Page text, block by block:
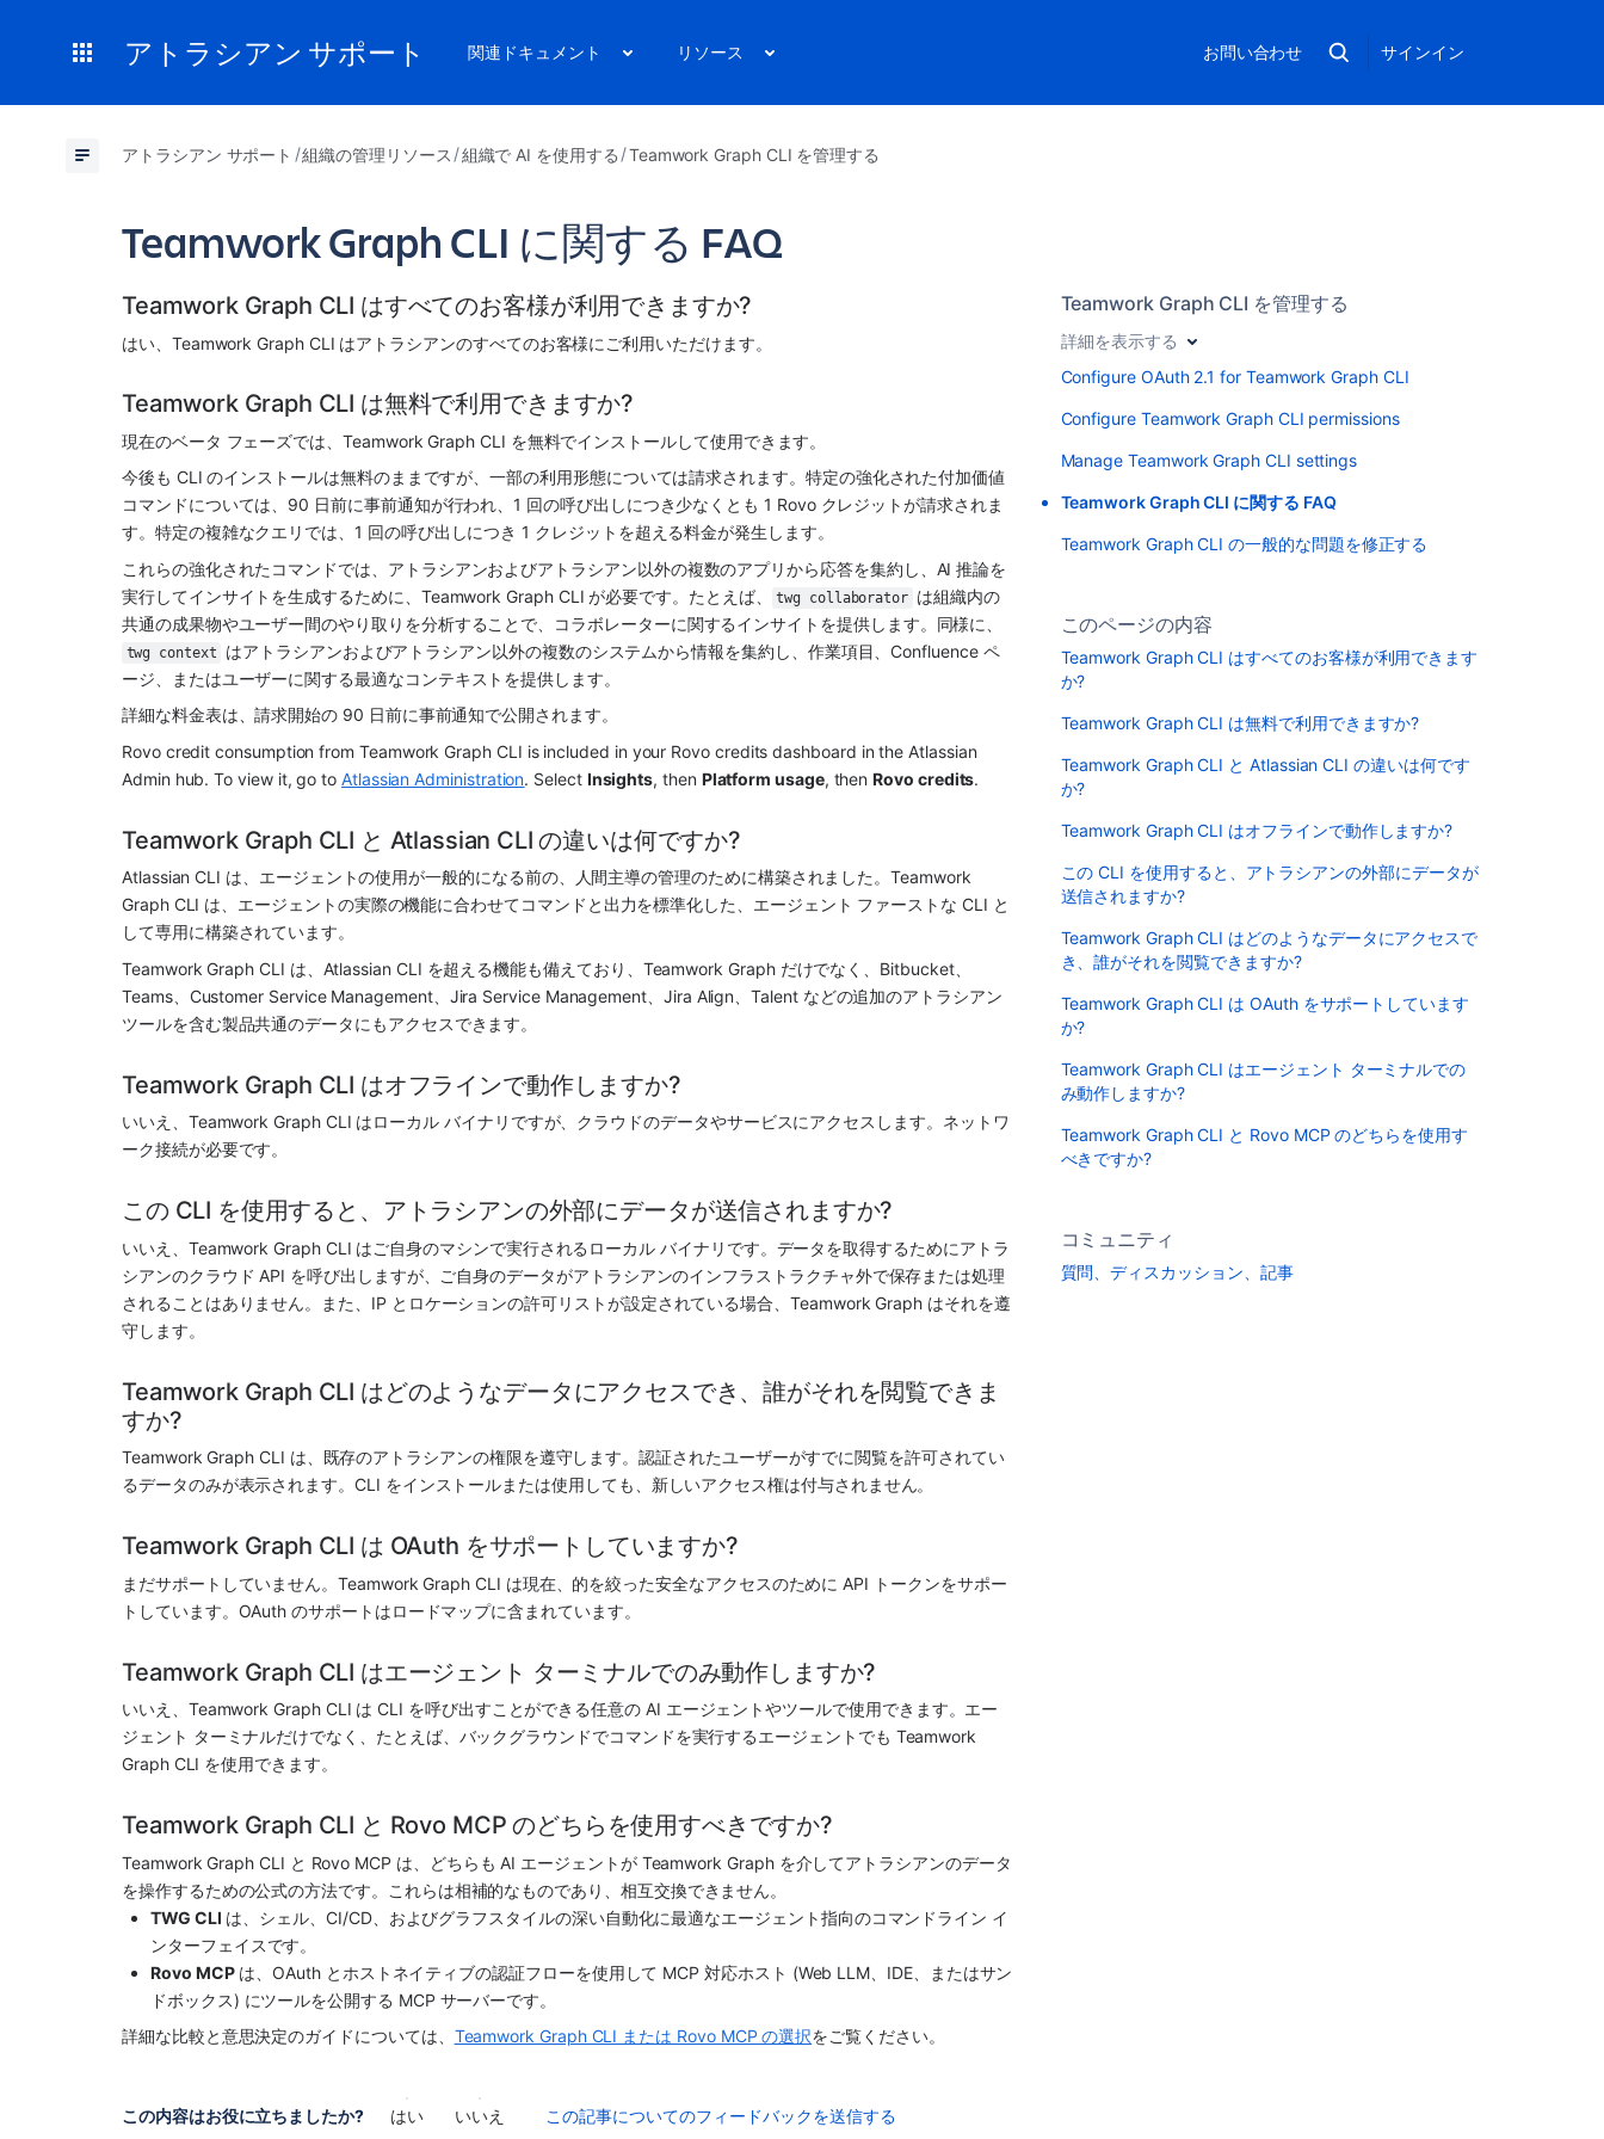
アトラシアン サポート 関連ドキュメント リソース お問い合わせ サインイン
アトラシアン サポート 組織の管理リソース 組織で AI を使用する Teamwork Graph CLI を管理する
Teamwork Graph CLI に関する FAQ
Teamwork Graph CLI はすべてのお客様が利用できますか?
はい、Teamwork Graph CLI はアトラシアンのすべてのお客様にご利用いただけます。
Teamwork Graph CLI は無料で利用できますか?
現在のベータ フェーズでは、Teamwork Graph CLI を無料でインストールして使用できます。
今後も CLI のインストールは無料のままですが、一部の利用形態については請求されます。特定の強化された付加価値
コマンドについては、90 日前に事前通知が行われ、1 回の呼び出しにつき少なくとも 1 Rovo クレジットが請求されま
す。特定の複雑なクエリでは、1 回の呼び出しにつき 1 クレジットを超える料金が発生します。
これらの強化されたコマンドでは、アトラシアンおよびアトラシアン以外の複数のアプリから応答を集約し、AI 推論を
実行してインサイトを生成するために、Teamwork Graph CLI が必要です。たとえば、
twg collaborator は組織内の
共通の成果物やユーザー間のやり取りを分析することで、コラボレーターに関するインサイトを提供します。同様に、
twg context
はアトラシアンおよびアトラシアン以外の複数のシステムから情報を集約し、作業項目、Confluence ペ
ージ、またはユーザーに関する最適なコンテキストを提供します。
詳細な料金表は、請求開始の 90 日前に事前通知で公開されます。
Rovo credit consumption from Teamwork Graph CLI is included in your Rovo credits dashboard in the Atlassian
Admin hub. To view it, go to Atlassian Administration. Select Insights, then Platform usage, then Rovo credits.
Teamwork Graph CLI と Atlassian CLI の違いは何ですか?
Atlassian CLI は、エージェントの使用が一般的になる前の、人間主導の管理のために構築されました。Teamwork
Graph CLI は、エージェントの実際の機能に合わせてコマンドと出力を標準化した、エージェント ファーストな CLI と
して専用に構築されています。
Teamwork Graph CLI は、Atlassian CLI を超える機能も備えており、Teamwork Graph だけでなく、Bitbucket、
Teams、Customer Service Management、Jira Service Management、Jira Align、Talent などの追加のアトラシアン
ツールを含む製品共通のデータにもアクセスできます。
Teamwork Graph CLI はオフラインで動作しますか?
いいえ、Teamwork Graph CLI はローカル バイナリですが、クラウドのデータやサービスにアクセスします。ネットワ
ーク接続が必要です。
この CLI を使用すると、アトラシアンの外部にデータが送信されますか?
いいえ、Teamwork Graph CLI はご自身のマシンで実行されるローカル バイナリです。データを取得するためにアトラ
シアンのクラウド API を呼び出しますが、ご自身のデータがアトラシアンのインフラストラクチャ外で保存または処理
されることはありません。また、IP とロケーションの許可リストが設定されている場合、Teamwork Graph はそれを遵
守します。
Teamwork Graph CLI はどのようなデータにアクセスでき、誰がそれを閲覧できま
すか?
Teamwork Graph CLI は、既存のアトラシアンの権限を遵守します。認証されたユーザーがすでに閲覧を許可されてい
るデータのみが表示されます。CLI をインストールまたは使用しても、新しいアクセス権は付与されません。
Teamwork Graph CLI は OAuth をサポートしていますか?
まだサポートしていません。Teamwork Graph CLI は現在、的を絞った安全なアクセスのために API トークンをサポー
トしています。OAuth のサポートはロードマップに含まれています。
Teamwork Graph CLI はエージェント ターミナルでのみ動作しますか?
いいえ、Teamwork Graph CLI は CLI を呼び出すことができる任意の AI エージェントやツールで使用できます。エー
ジェント ターミナルだけでなく、たとえば、バックグラウンドでコマンドを実行するエージェントでも Teamwork
Graph CLI を使用できます。
Teamwork Graph CLI と Rovo MCP のどちらを使用すべきですか?
Teamwork Graph CLI と Rovo MCP は、どちらも AI エージェントが Teamwork Graph を介してアトラシアンのデータ
を操作するための公式の方法です。これらは相補的なものであり、相互交換できません。
TWG CLI は、シェル、CI/CD、およびグラフスタイルの深い自動化に最適なエージェント指向のコマンドライン イ
ンターフェイスです。
Rovo MCP は、OAuth とホストネイティブの認証フローを使用して MCP 対応ホスト (Web LLM、IDE、またはサン
ドボックス) にツールを公開する MCP サーバーです。
詳細な比較と意思決定のガイドについては、 Teamwork Graph CLI または Rovo MCP の選択をご覧ください。
この内容はお役に立ちましたか? はい いいえ この記事についてのフィードバックを送信する
Teamwork Graph CLI を管理する
詳細を表示する
Configure OAuth 2.1 for Teamwork Graph CLI
Configure Teamwork Graph CLI permissions
Manage Teamwork Graph CLI settings
Teamwork Graph CLI に関する FAQ
Teamwork Graph CLI の一般的な問題を修正する
このページの内容
Teamwork Graph CLI はすべてのお客様が利用できます
か?
Teamwork Graph CLI は無料で利用できますか?
Teamwork Graph CLI と Atlassian CLI の違いは何です
か?
Teamwork Graph CLI はオフラインで動作しますか?
この CLI を使用すると、アトラシアンの外部にデータが
送信されますか?
Teamwork Graph CLI はどのようなデータにアクセスで
き、誰がそれを閲覧できますか?
Teamwork Graph CLI は OAuth をサポートしています
か?
Teamwork Graph CLI はエージェント ターミナルでの
み動作しますか?
Teamwork Graph CLI と Rovo MCP のどちらを使用す
べきですか?
コミュニティ
質問、ディスカッション、記事